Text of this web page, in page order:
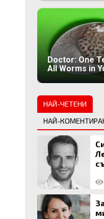
Doctor: One
All Worms in
НАЙ-ЧЕТЕНИ
НАЙ-